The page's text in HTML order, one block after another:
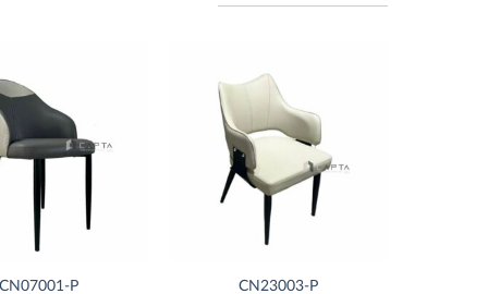
P CN23003-P